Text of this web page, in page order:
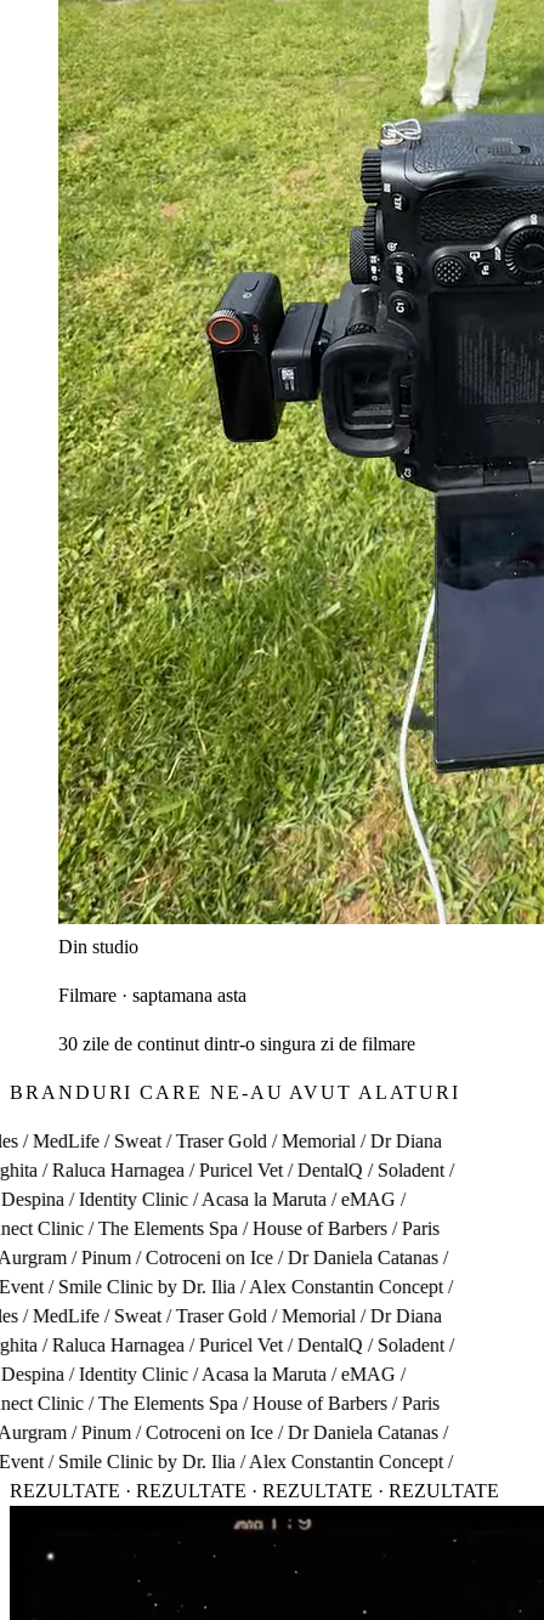
Din studio
Filmare · saptamana asta
30 zile de continut dintr-o singura zi de filmare
BRANDURI CARE NE-AU AVUT ALATURI
/ MedLife/ Sweat/ Traser Gold Memorial Dr Diana
Raluca Harnagea Puricel Vet/ DentalQ Soladent/
Identity Clinic/ Acasa la Maruta eMAG
Clinic/ The Elements Spa House of Barbers/ Paris
/ Pinum/ Cotroceni on Ice/ Dr Daniela Catanas/
/ Smile Clinic by Dr. Ilia Alex Constantin Concept/
/ MedLife/ Sweat/ Traser Gold Memorial Dr Diana
Raluca Harnagea Puricel Vet/ DentalQ Soladent/
Identity Clinic/ Acasa la Maruta eMAG
Clinic/ The Elements Spa House of Barbers/ Paris
/ Pinum/ Cotroceni on Ice/ Dr Daniela Catanas/
/ Smile Clinic by Dr. Ilia Alex Constantin Concept/
REZULTATE · REZULTATE · REZULTATE · REZULTATE